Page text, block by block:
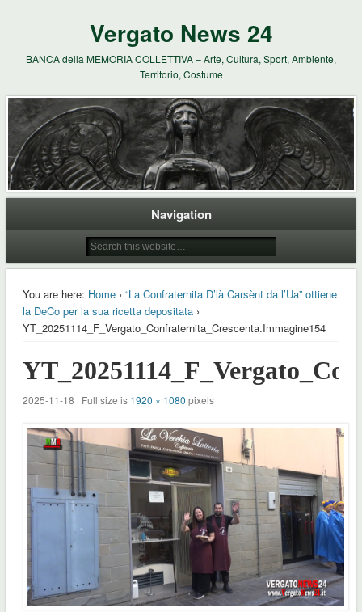
Vergato News 24
BANCA della MEMORIA COLLETTIVA – Arte, Cultura, Sport, Ambiente,
Territorio, Costume
Navigation
You are here: Home› “La Confraternita D’là Carsènt da l’Ua” ottiene
la DeCo per la sua ricetta depositata›
YT_20251114_F_Vergato_Confraternita_Crescenta.Immagine154
2025-11-18 | Full size is 1920 × 1080 pixels